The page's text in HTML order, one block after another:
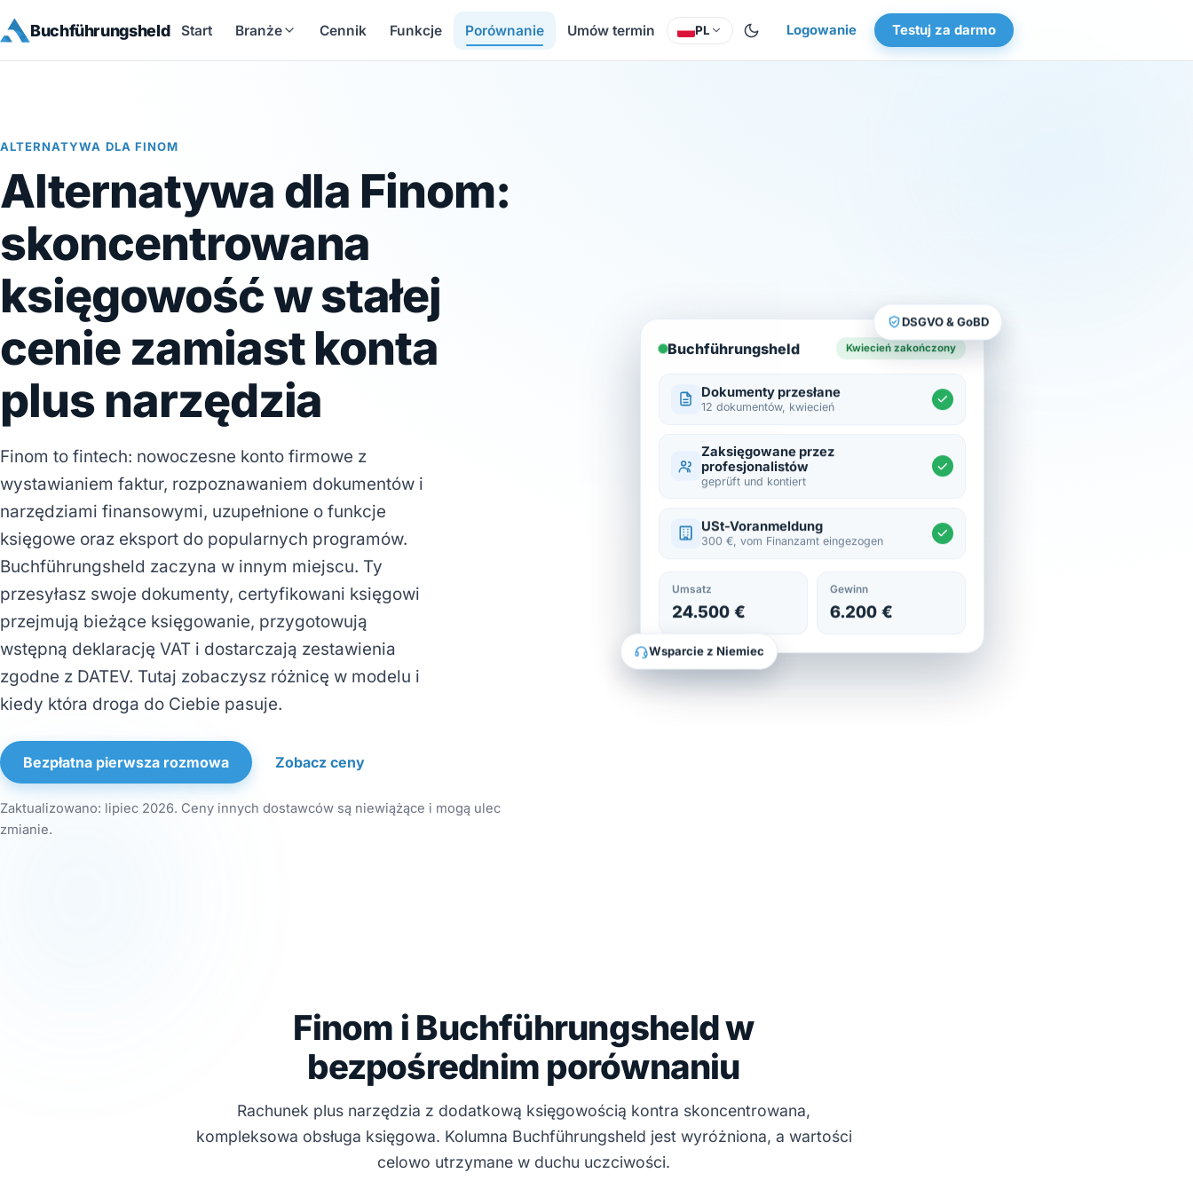
Buchführungsheld Start Branże Cennik Funkcje Porównanie Umów termin PL Logowanie Testuj za darmo
ALTERNATYWA DLA FINOM
Alternatywa dla Finom:
skoncentrowana
księgowość w stałej
cenie zamiast konta
plus narzędzia
Finom to fintech: nowoczesne konto firmowe z
wystawianiem faktur, rozpoznawaniem dokumentów i
narzędziami finansowymi, uzupełnione o funkcje
księgowe oraz eksport do popularnych programów.
Buchführungsheld zaczyna w innym miejscu. Ty
przesyłasz swoje dokumenty, certyfikowani księgowi
przejmują bieżące księgowanie, przygotowują
wstępną deklarację VAT i dostarczają zestawienia
zgodne z DATEV. Tutaj zobaczysz różnicę w modelu i
kiedy która droga do Ciebie pasuje.
Bezpłatna pierwsza rozmowa Zobacz ceny
Zaktualizowano: lipiec 2026. Ceny innych dostawców są niewiążące i mogą ulec
zmianie.
Buchführungsheld Kwiecień zakończony
Dokumenty przesłane
12 dokumentów, kwiecień
Zaksięgowane przez
profesjonalistów
geprüft und kontiert
USt-Voranmeldung
300 €, vom Finanzamt eingezogen
Umsatz
24.500 €
Gewinn
6.200 €
DSGVO & GoBD
Wsparcie z Niemiec
Finom i Buchführungsheld w
bezpośrednim porównaniu
Rachunek plus narzędzia z dodatkową księgowością kontra skoncentrowana,
kompleksowa obsługa księgowa. Kolumna Buchführungsheld jest wyróżniona, a wartości
celowo utrzymane w duchu uczciwości.